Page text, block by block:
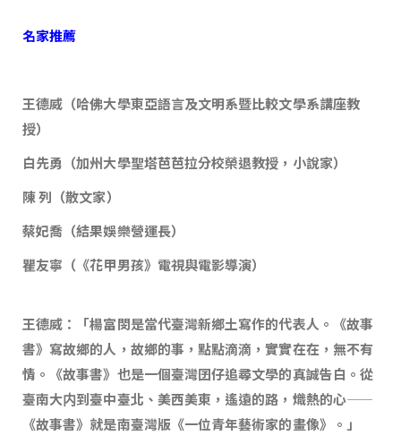
名家推薦
王德威（哈佛大學東亞語言及文明系暨比較文學系講座教
授）
白先勇（加州大學聖塔芭芭拉分校榮退教授，小說家）
陳 列（散文家）
蔡妃喬（結果娛樂營運長）
瞿友寧（《花甲男孩》電視與電影導演）
王德威：「楊富閔是當代臺灣新鄉土寫作的代表人。《故事
書》寫故鄉的人，故鄉的事，點點滴滴，實實在在，無不有
情。《故事書》也是一個臺灣囝仔追尋文學的真誠告白。從
臺南大内到臺中臺北、美西美東，遙遠的路，熾熱的心——
《故事書》就是南臺灣版《一位青年藝術家的畫像》。」